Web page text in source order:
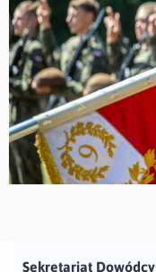
Sekretariat Dowódcy